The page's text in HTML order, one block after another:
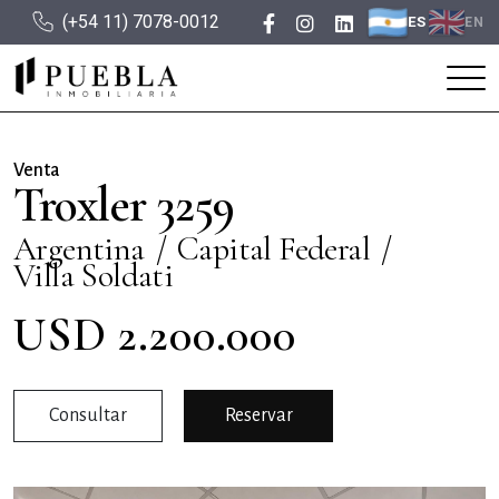
(+54 11) 7078-0012 ES EN
Venta
Troxler 3259
Argentina Capital Federal
Villa Soldati
USD 2.200.000
Consultar Reservar